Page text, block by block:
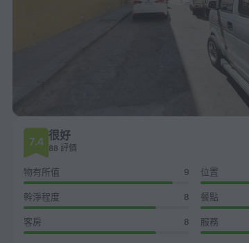
7.4 很好
88 評價
物有所值 9 位置
幹淨程度 8 餐點
客房 8 服務